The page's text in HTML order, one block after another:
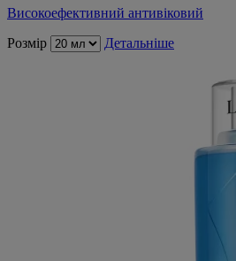
Високоефективний антивіковий
Розмір
Детальніше